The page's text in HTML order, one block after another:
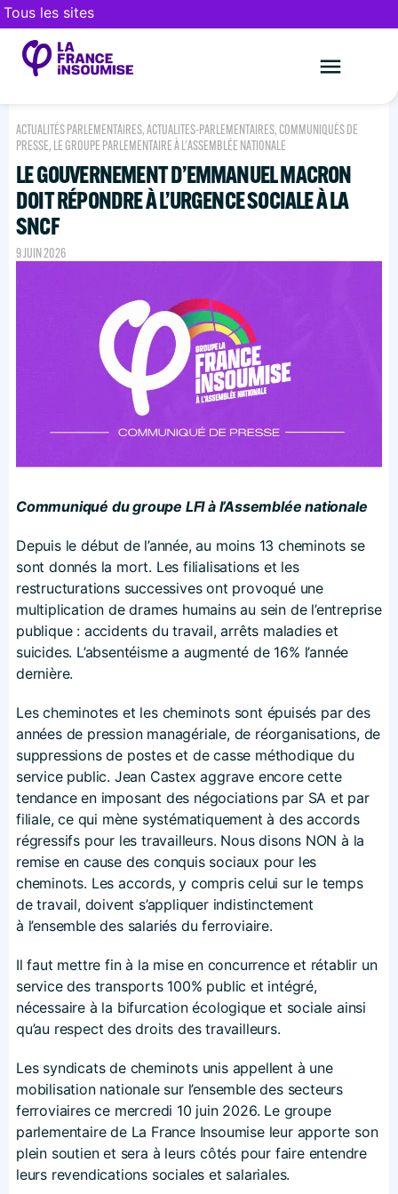
Tous les sites
ACTUALITÉS PARLEMENTAIRES,ACTUALITES-PARLEMENTAIRES, COMMUNIQUÉS DE
PRESSE, LE GROUPE PARLEMENTAIRE À L'ASSEMBLÉE NATIONALE
LE GOUVERNEMENT D’EMMANUEL MACRON
DOIT RÉPONDRE À L’URGENCE SOCIALE À LA
SNCF
9 JUIN 2026
Communiqué du groupe LFI à l’Assemblée nationale
Depuis le début de l’année, au moins 13 cheminots se
sont donnés la mort. Les filialisations et les
restructurations successives ont provoqué une
multiplication de drames humains au sein de l’entreprise
publique : accidents du travail, arrêts maladies et
suicides. L’absentéisme a augmenté de 16% l’année
dernière.
Les cheminotes et les cheminots sont épuisés par des
années de pression managériale, de réorganisations, de
suppressions de postes et de casse méthodique du
service public. Jean Castex aggrave encore cette
tendance en imposant des négociations par SA et par
filiale, ce qui mène systématiquement à des accords
régressifs pour les travailleurs. Nous disons NON à la
remise en cause des conquis sociaux pour les
cheminots. Les accords, y compris celui sur le temps
de travail, doivent s’appliquer indistinctement
à l’ensemble des salariés du ferroviaire.
Il faut mettre fin à la mise en concurrence et rétablir un
service des transports 100% public et intégré,
nécessaire à la bifurcation écologique et sociale ainsi
qu’au respect des droits des travailleurs.
Les syndicats de cheminots unis appellent à une
mobilisation nationale sur l’ensemble des secteurs
ferroviaires ce mercredi 10 juin 2026. Le groupe
parlementaire de La France Insoumise leur apporte son
plein soutien et sera à leurs côtés pour faire entendre
leurs revendications sociales et salariales.